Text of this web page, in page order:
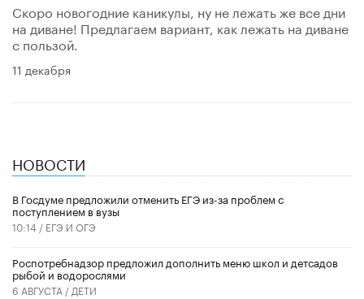
Скоро новогодние каникулы, ну не лежать же все дни
на диване! Предлагаем вариант, как лежать на диване
с пользой.
11 декабря
НОВОСТИ
В Госдуме предложили отменить ЕГЭ из-за проблем с
поступлением в вузы
10:14 / ЕГЭ И ОГЭ
Роспотребнадзор предложил дополнить меню школ и детсадов
рыбой и водорослями
6 АВГУСТА / ДЕТИ